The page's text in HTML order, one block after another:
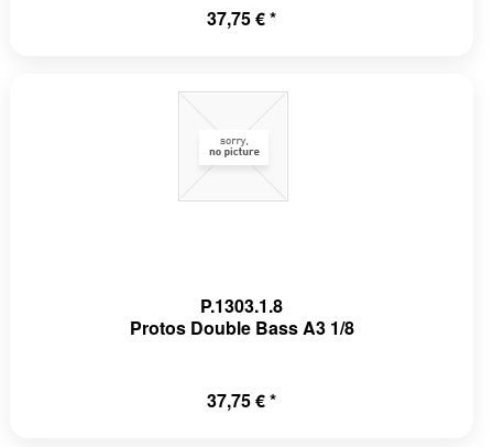
37,75 € *
P.1303.1.8
Protos Double Bass A3 1/8
37,75 € *